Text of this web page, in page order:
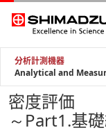
分析計測機器
Analytical and
密度評価
～Part1.基